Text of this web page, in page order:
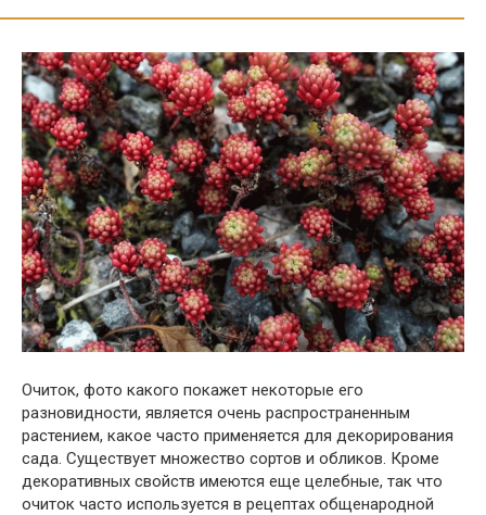
Очиток, фото какого покажет некоторые его
разновидности, является очень распространенным
растением, какое часто применяется для декорирования
сада. Существует множество сортов и обликов. Кроме
декоративных свойств имеются еще целебные, так что
очиток часто используется в рецептах общенародной